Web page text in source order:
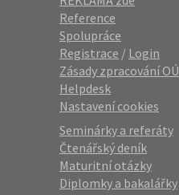
Reference
Spolupráce
Registrace / Login
Zásady zpracování OÚ
Helpdesk
Nastavení cookies
Seminárky a referáty
Čtenářský deník
Maturitní otázky
Diplomky a bakalářky